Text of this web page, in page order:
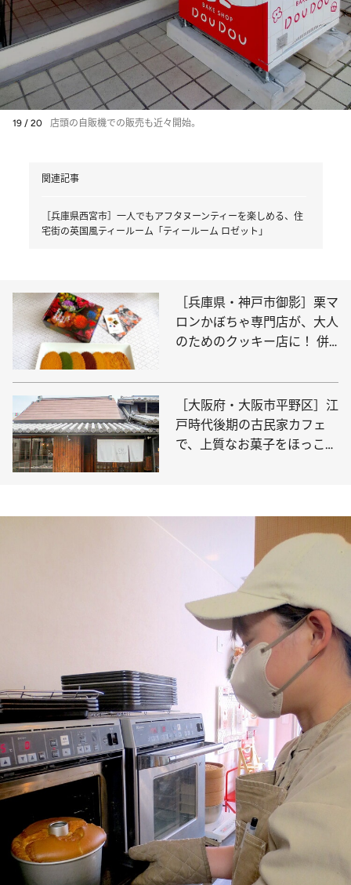
19 / 20 店頭の自販機での販売も近々開始。
関連記事
［兵庫県西宮市］一人でもアフタヌーンティーを楽しめる、住
宅街の英国風ティールーム「ティールーム ロゼット」
［兵庫県・神戸市御影］栗マ
ロンかぼちゃ専門店が、大人
のためのクッキー店に！ 併
「Midnight Cookie Club」
［大阪府・大阪市平野区］江
戸時代後期の古民家カフェ
で、上質なお菓子をほっこり